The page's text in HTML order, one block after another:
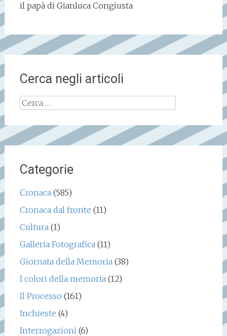
il papà di Gianluca Congiusta
Cerca negli articoli
Ricerca
Categorie
Cronaca(585)
Cronaca dal fronte (11)
Cultura(1)
Galleria Fotografica(11)
Giornata della Memoria(38)
I colori della memoria(12)
Il Processo (161)
Inchieste (4)
Interrogazioni(6)